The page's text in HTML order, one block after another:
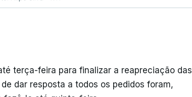
terça-feira para finalizar a reapreciação das
dar resposta a todos os pedidos foram,